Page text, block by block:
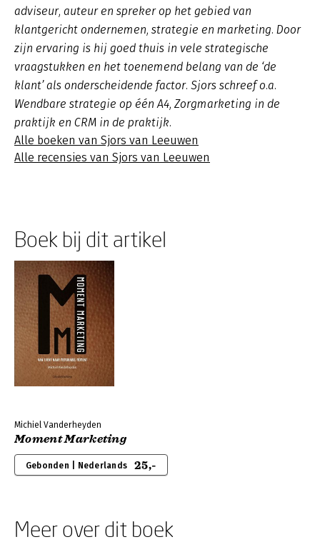
adviseur, auteur en spreker op het gebied van
klantgericht ondernemen, strategie en marketing. Door
zijn ervaring is hij goed thuis in vele strategische
vraagstukken en het toenemend belang van de ‘de
klant’ als onderscheidende factor. Sjors schreef o.a.
Wendbare strategie op één A4, Zorgmarketing in de
praktijk en CRM in de praktijk.
Alle boeken van Sjors van Leeuwen
Alle recensies van Sjors van Leeuwen
Boek bij dit artikel
Michiel Vanderheyden
Moment Marketing
Gebonden | Nederlands 25,-
Meer over dit boek